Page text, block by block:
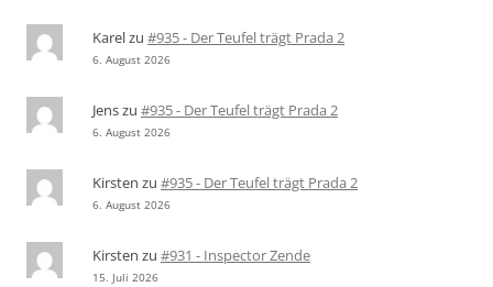
Karelzu #935 - Der Teufel trägt Prada 2
6. August 2026
Jenszu #935 - Der Teufel trägt Prada 2
6. August 2026
Kirsten zu #935 - Der Teufel trägt Prada 2
6. August 2026
Kirsten zu #931 - Inspector Zende
15. Juli 2026